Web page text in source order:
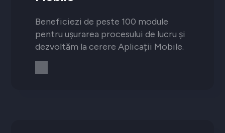
Beneficiezi de peste 100 module
pentru ușurarea procesului de lucru și
dezvoltăm la cerere Aplicații Mobile.